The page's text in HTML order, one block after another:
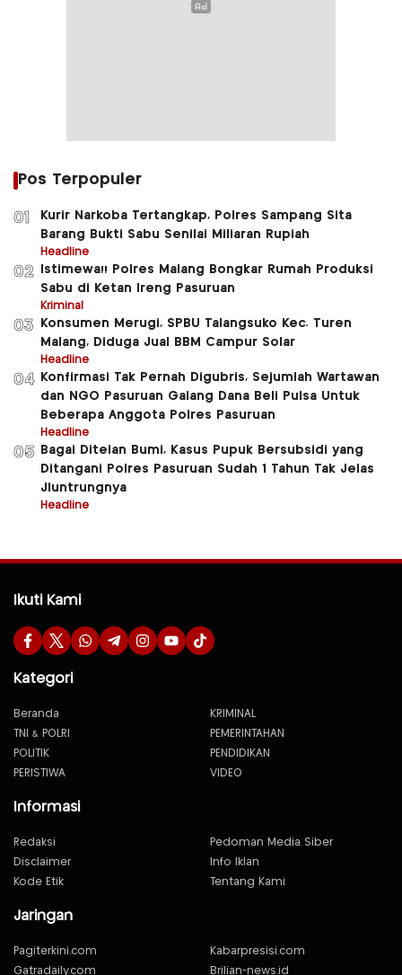
Pos Terpopuler
01
Kurir Narkoba Tertangkap, Polres Sampang Sita
Barang Bukti Sabu Senilai Miliaran Rupiah
Headline
02
Istimewa!! Polres Malang Bongkar Rumah Produksi
Sabu di Ketan Ireng Pasuruan
Kriminal
03
Konsumen Merugi, SPBU Talangsuko Kec. Turen
Malang, Diduga Jual BBM Campur Solar
Headline
04
Konfirmasi Tak Pernah Digubris, Sejumlah Wartawan
dan NGO Pasuruan Galang Dana Beli Pulsa Untuk
Beberapa Anggota Polres Pasuruan
Headline
05
Bagai Ditelan Bumi, Kasus Pupuk Bersubsidi yang
Ditangani Polres Pasuruan Sudah 1 Tahun Tak Jelas
Jluntrungnya
Headline
Ikuti Kami
Kategori
Beranda
KRIMINAL
TNI & POLRI
PEMERINTAHAN
POLITIK
PENDIDIKAN
PERISTIWA
VIDEO
Informasi
Redaksi
Pedoman Media Siber
Disclaimer
Info Iklan
Kode Etik
Tentang Kami
Jaringan
Pagiterkini.com
Kabarpresisi.com
Gatradaily.com
Brilian-news.id